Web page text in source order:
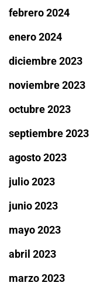
febrero 2024
enero 2024
diciembre 2023
noviembre 2023
octubre 2023
septiembre 2023
agosto 2023
julio 2023
junio 2023
mayo 2023
abril 2023
marzo 2023